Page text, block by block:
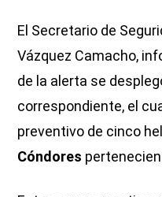
El Secretario de
Vázquez Camacho,
de la alerta se
correspondiente, el
preventivo de cinco
Cóndores